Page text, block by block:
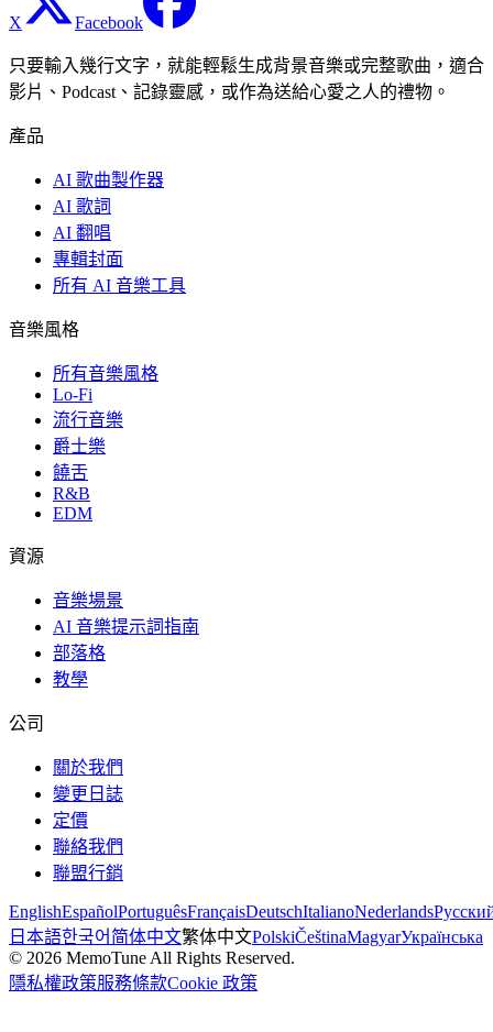
X Facebook
只要輸入幾行文字，就能輕鬆生成背景音樂或完整歌曲，適合
影片、Podcast、記錄靈感，或作為送給心愛之人的禮物。
產品
AI 歌曲製作器
AI 歌詞
AI 翻唱
專輯封面
所有 AI 音樂工具
音樂風格
所有音樂風格
Lo-Fi
流行音樂
爵士樂
饒舌
R&B
EDM
資源
音樂場景
AI 音樂提示詞指南
部落格
教學
公司
關於我們
變更日誌
定價
聯絡我們
聯盟行銷
EnglishEspañolPortuguêsFrançaisDeutschItalianoNederlands
日本語한국어 简体中文繁体中文PolskiČeštinaMagyarУкраїнська
© 2026 MemoTune All Rights Reserved.
隱私權政策服務條款Cookie 政策